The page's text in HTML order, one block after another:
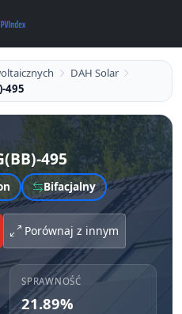
DAH Solar
495
495
Bifacjalny
Porównaj z innym
SPRAWNOŚĆ
21.89%